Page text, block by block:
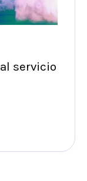
servicio